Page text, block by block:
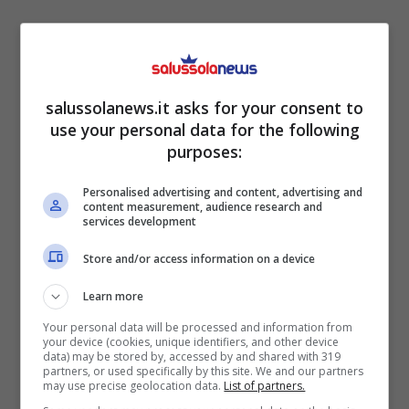
Amici, ieri e oggi: com’è cambiata l’ex allieva di canto
(Credits: Instagram @amorosoof/@prima_volta_di) –
salussolanews.it
Trattasi di Alessandra Amoroso ,vincitrice di
Amici 2009. Prima di quel traguardo – fu una
salussolanews.it asks for your consent to
use your personal data for the following
purposes:
Personalised advertising and content, advertising and
content measurement, audience research and
services development
Store and/or access information on a device
Learn more
Your personal data will be processed and information from
your device (cookies, unique identifiers, and other device
data) may be stored by, accessed by and shared with 319
partners, or used specifically by this site. We and our partners
may use precise geolocation data. List of partners.